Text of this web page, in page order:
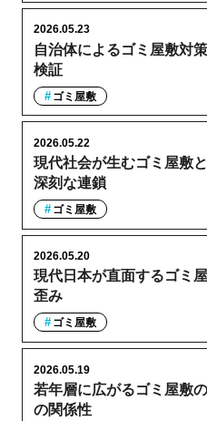
自治体によるゴミ屋敷対
検証
2026.05.23
ゴミ屋敷
現代社会が生むゴミ屋敷
深刻な連鎖
2026.05.22
ゴミ屋敷
現代日本が直面するゴミ
歪み
2026.05.20
ゴミ屋敷
若年層に広がるゴミ屋敷
の関係性
2026.05.19